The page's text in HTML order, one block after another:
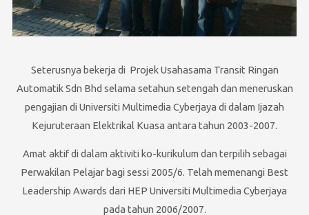
Seterusnya bekerja di Projek Usahasama Transit Ringan
Automatik Sdn Bhd selama setahun setengah dan meneruskan
pengajian di Universiti Multimedia Cyberjaya di dalam Ijazah
Kejuruteraan Elektrikal Kuasa antara tahun 2003-2007.
Amat aktif di dalam aktiviti ko-kurikulum dan terpilih sebagai
Perwakilan Pelajar bagi sessi 2005/6. Telah memenangi Best
Leadership Awards dari HEP Universiti Multimedia Cyberjaya
pada tahun 2006/2007.